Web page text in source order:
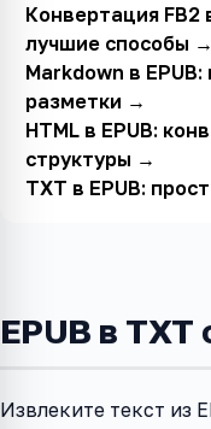
Конвертация FB2
лучшие способы →
Markdown в
разметки →
HTML в EPUB:
структуры →
TXT в EPUB:
EPUB в TXT
Извлеките текст из